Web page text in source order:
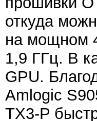
откуда
на мощном
1,9 ГГц. В
GPU.
Amlogic
TX3-P